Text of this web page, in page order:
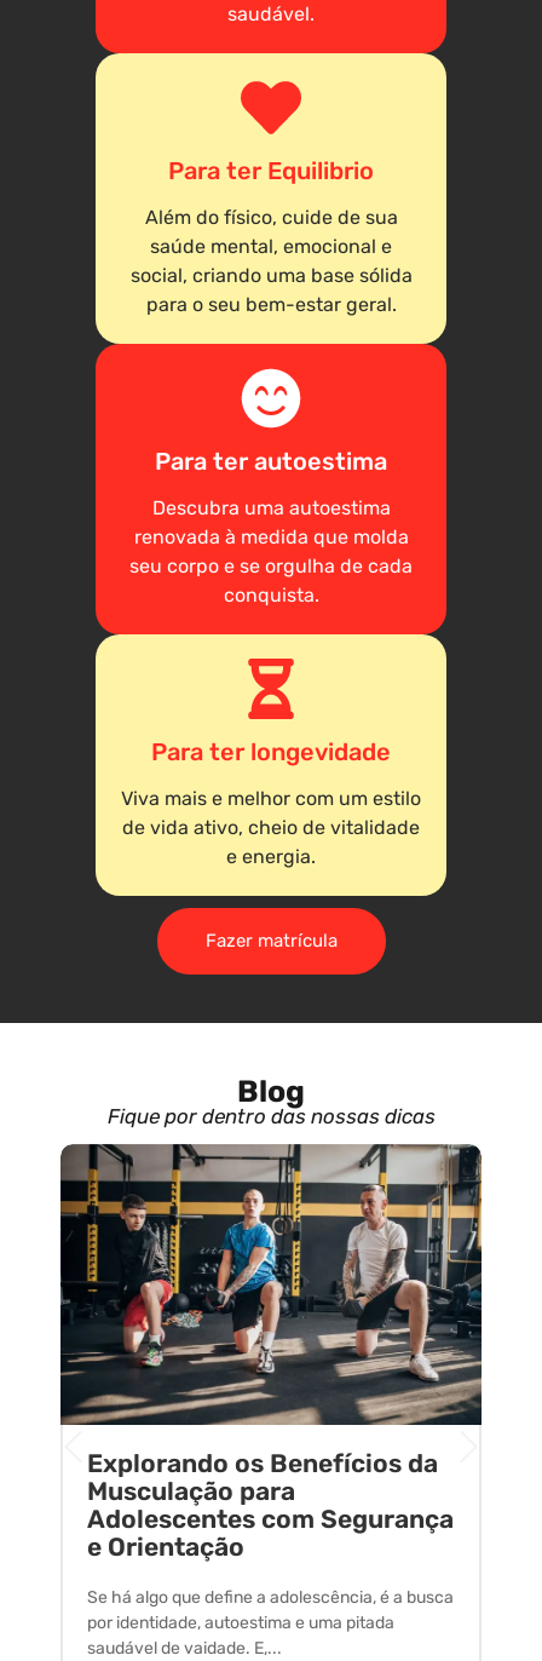
saudável.
Para ter Equilibrio
Além do físico, cuide de sua
saúde mental, emocional e
social, criando uma base sólida
para o seu bem-estar geral.
Para ter autoestima
Descubra uma autoestima
renovada à medida que molda
seu corpo e se orgulha de cada
conquista.
Para ter longevidade
Viva mais e melhor com um estilo
de vida ativo, cheio de vitalidade
e energia.
Fazer matrícula
Blog
Fique por dentro das nossas dicas
Explorando os Benefícios da
Musculação para
Adolescentes com Segurança
e Orientação
Se há algo que define a adolescência, é a busca
por identidade, autoestima e uma pitada
saudável de vaidade. E,...